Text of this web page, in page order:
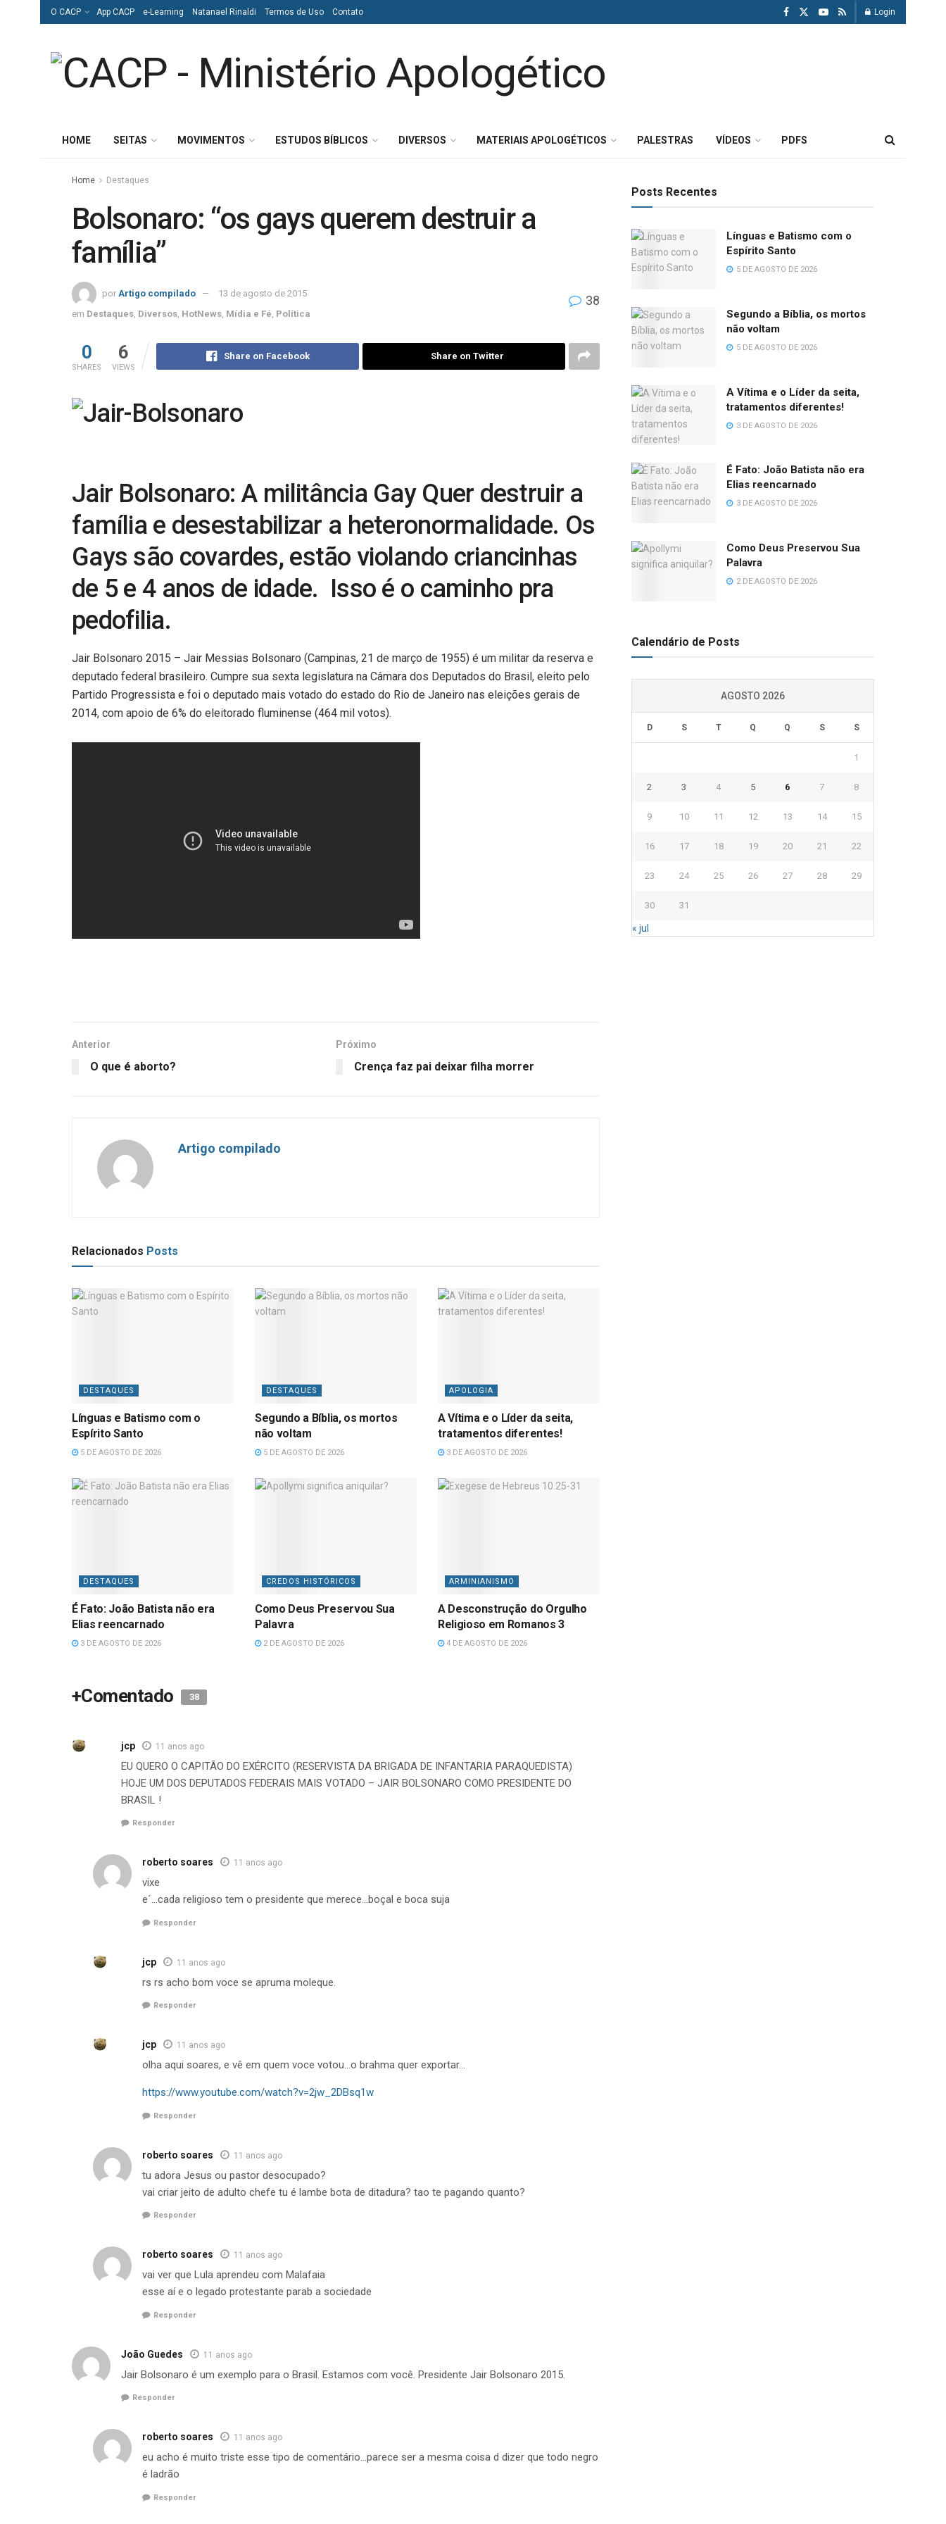
O CACP App CACP e-Learning Natanael Rinaldi Termos de Uso Contato Login
HOME SEITAS MOVIMENTOS ESTUDOS BÍBLICOS DIVERSOS MATERIAIS APOLOGÉTICOS PALESTRAS VÍDEOS PDFS
Home Destaques
Bolsonaro: “os gays querem destruir a
família”
por Artigo compilado
13 de agosto de 2015
em Destaques Diversos HotNews Mídia e Fé Política
38
0
SHARES
6
VIEWS
Share on Facebook Share on Twitter
Jair Bolsonaro: A militância Gay Quer destruir a
família e desestabilizar a heteronormalidade. Os
Gays são covardes, estão violando criancinhas
de 5 e 4 anos de idade. Isso é o caminho pra
pedofilia.
Jair Bolsonaro 2015 – Jair Messias Bolsonaro (Campinas, 21 de março de 1955) é um militar da reserva e
deputado federal brasileiro. Cumpre sua sexta legislatura na Câmara dos Deputados do Brasil, eleito pelo
Partido Progressista e foi o deputado mais votado do estado do Rio de Janeiro nas eleições gerais de
2014, com apoio de 6% do eleitorado fluminense (464 mil votos).
Anterior
O que é aborto?
Próximo
Crença faz pai deixar filha morrer
Artigo compilado
Relacionados Posts
DESTAQUES
Línguas e Batismo com o
Espírito Santo
5 DE AGOSTO DE 2026
DESTAQUES
Segundo a Bíblia, os mortos
não voltam
5 DE AGOSTO DE 2026
APOLOGIA
A Vítima e o Líder da seita,
tratamentos diferentes!
3 DE AGOSTO DE 2026
DESTAQUES
É Fato: João Batista não era
Elias reencarnado
3 DE AGOSTO DE 2026
CREDOS HISTÓRICOS
Como Deus Preservou Sua
Palavra
2 DE AGOSTO DE 2026
ARMINIANISMO
A Desconstrução do Orgulho
Religioso em Romanos 3
4 DE AGOSTO DE 2026
+Comentado 38
jcp 11 anos ago
EU QUERO O CAPITÃO DO EXÉRCITO (RESERVISTA DA BRIGADA DE INFANTARIA PARAQUEDISTA)
HOJE UM DOS DEPUTADOS FEDERAIS MAIS VOTADO – JAIR BOLSONARO COMO PRESIDENTE DO
BRASIL !
Responder
roberto soares 11 anos ago
vixe
e´…cada religioso tem o presidente que merece…boçal e boca suja
Responder
jcp 11 anos ago
rs rs acho bom voce se apruma moleque.
Responder
jcp 11 anos ago
olha aqui soares, e vê em quem voce votou…o brahma quer exportar…
https://www.youtube.com/watch?v=2jw_2DBsq1w
Responder
roberto soares 11 anos ago
tu adora Jesus ou pastor desocupado?
vai criar jeito de adulto chefe tu é lambe bota de ditadura? tao te pagando quanto?
Responder
roberto soares 11 anos ago
vai ver que Lula aprendeu com Malafaia
esse aí e o legado protestante parab a sociedade
Responder
João Guedes 11 anos ago
Jair Bolsonaro é um exemplo para o Brasil. Estamos com você. Presidente Jair Bolsonaro 2015.
Responder
roberto soares 11 anos ago
eu acho é muito triste esse tipo de comentário…parece ser a mesma coisa d dizer que todo negro
é ladrão
Responder
Posts Recentes
Línguas e Batismo com o
Espírito Santo
5 DE AGOSTO DE 2026
Segundo a Bíblia, os mortos
não voltam
5 DE AGOSTO DE 2026
A Vítima e o Líder da seita,
tratamentos diferentes!
3 DE AGOSTO DE 2026
É Fato: João Batista não era
Elias reencarnado
3 DE AGOSTO DE 2026
Como Deus Preservou Sua
Palavra
2 DE AGOSTO DE 2026
Calendário de Posts
AGOSTO 2026
D S T Q Q S S
1
2 3 4 5 6 7 8
9 10 11 12 13 14 15
16 17 18 19 20 21 22
23 24 25 26 27 28 29
30 31
« jul